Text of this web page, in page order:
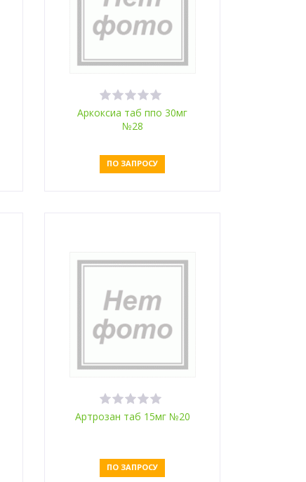
Аркоксиа таб ппо 30мг
№28
ПО ЗАПРОСУ
Артрозан таб 15мг №20
ПО ЗАПРОСУ